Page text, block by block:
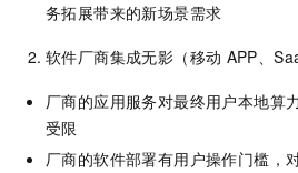
务拓展带来的新场景需求
软件厂商集成无影（移动 APP、
厂商的应用服务对最终用户本地算
受限
厂商的软件部署有用户操作门槛，